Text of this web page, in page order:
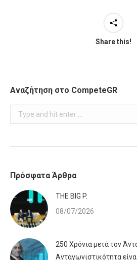
Share this!
Αναζήτηση στο CompeteGR
Search:
Πρόσφατα Άρθρα
ΤHE BIG P.
08/07/2026
250 Χρόνια μετά τον
Ανταγωνιστικότητα